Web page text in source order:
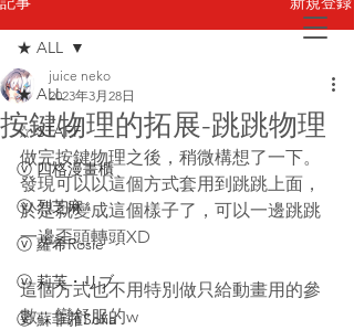
お問い合わせ
★ ALL
☆ STAFF
ⓥ 四格漫畫櫃
ⓥ 烈芝麻
ⓥ 蘿希Rosie
ⓥ 莉芙・リブ
ⓥ 蘇菲蕥Sofia
★ ALL
按鍵物理的拓展-跳跳物理
juice neko
2023年3月28日
做完按鍵物理之後，稍微構想了一下。
發現可以以這個方式套用到跳跳上面，
於是就變成這個樣子了，可以一邊跳跳
一邊歪頭轉頭XD
這個方式也不用特別做只給動畫用的參
數，蠻舒服的w